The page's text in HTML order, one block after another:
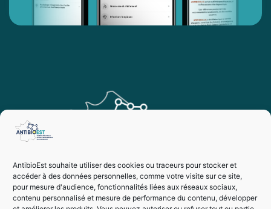
AntibioEst souhaite utiliser des cookies ou traceurs pour stocker et
accéder à des données personnelles, comme votre visite sur ce site,
pour mesure d'audience, fonctionnalités liées aux réseaux sociaux,
contenu personnalisé et mesure de performance du contenu, développer